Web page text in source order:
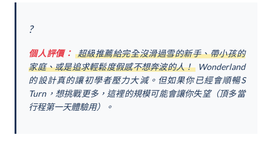
?️
個人評價：
超級推薦給完全沒滑過雪的新手、帶小孩的
家庭、或是追求輕鬆度假感不想奔波的人！ Wonderland
的設計真的讓初學者壓力大減。但如果你已經會順暢S
Turn，想挑戰更多，這裡的規模可能會讓你失望（頂多當
行程第一天體驗用）。